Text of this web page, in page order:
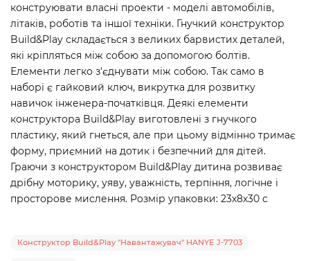
конструювати власні проекти - моделі автомобілів,
літаків, роботів та іншої техніки. Гнучкий конструктор
Build&Play складається з великих барвистих деталей,
які кріпляться між собою за допомогою болтів.
Елементи легко з'єднувати між собою. Так само в
наборі є гайковий ключ, викрутка для розвитку
навичок інженера-початківця. Деякі елементи
конструктора Build&Play виготовлені з гнучкого
пластику, який гнеться, але при цьому відмінно тримає
форму, приємний на дотик і безпечний для дітей.
Граючи з конструктором Build&Play дитина розвиває
дрібну моторику, уяву, уважність, терпіння, логічне і
просторове мислення. Розмір упаковки: 23х8х30 с
Конструктор Build&Play "Навантажувач" HANYE J-7703